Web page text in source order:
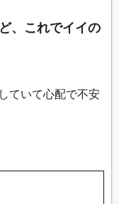
、これでイイの
ていて心配で不安